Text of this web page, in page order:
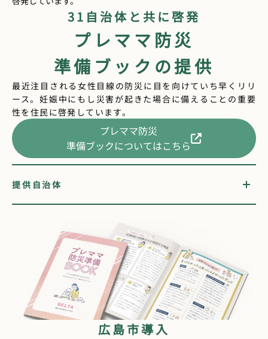
31自治体と共に啓発
プレママ防災
準備ブックの提供
最近注目される女性目線の防災に目を向けていち早くリリ
ース。妊娠中にもし災害が起きた場合に備えることの重要
性を住民に啓発しています。
プレママ防災
準備ブックについてはこちら
提供自治体
葉県八千代市・岐阜県川辺町・奈良県平群町・山梨県笛吹
市・山梨県大月市・愛知県岡崎市・広島県広島市・熊本県
球磨村・愛知県美浜町・山口県田布施町・佐賀県唐津市・
熊本県水上村・宮城県大河原町・熊本県宇城市・宮城県村
田町・宮城県利府町・宮城県丸森町・滋賀県日野町・山形
県鮭川村・宮城県塩竈市・佐賀県鹿島市・徳島県牟岐町
広島市導入